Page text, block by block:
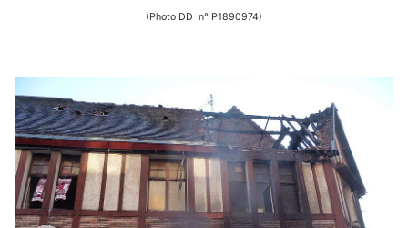
(Photo DD n° P1890974)